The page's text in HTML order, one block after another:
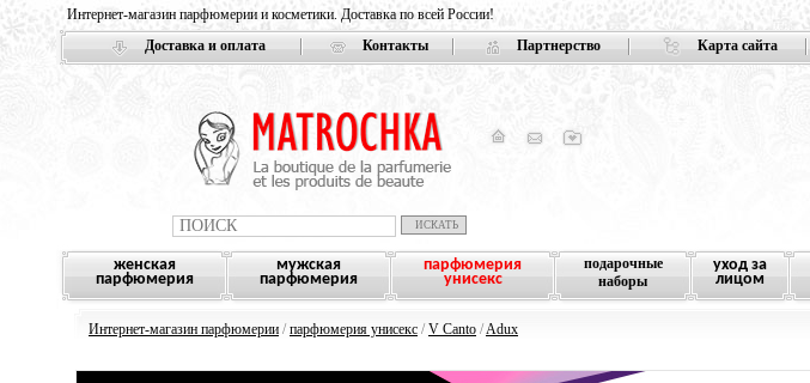
Интернет-магазин парфюмерии и косметики. Доставка по всей России!
Доставка и оплата
Контакты Партнерство Карта сайта
женская
парфюмерия
мужская
парфюмерия
парфюмерия
унисекс
подарочные
наборы
уход за
лицом
Интернет-магазин парфюмерии /парфюмерия унисекс /V Canto /Adux